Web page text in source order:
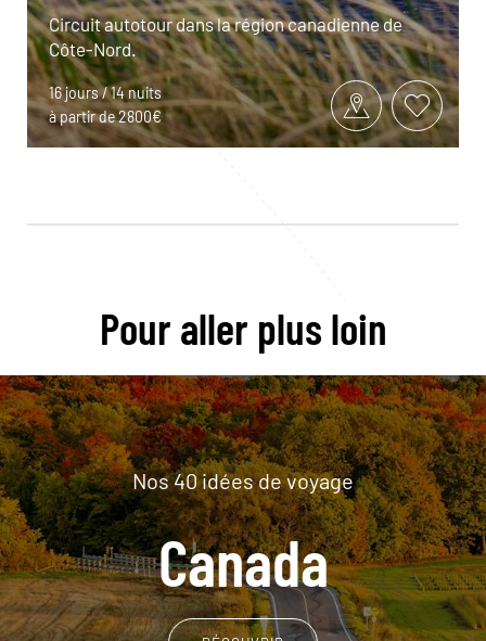
Circuit autotour dans la région canadienne de
Côte-Nord.
16 jours / 14 nuits
à partir de 2800€
Pour aller plus loin
Nos 40 idées de voyage
Canada